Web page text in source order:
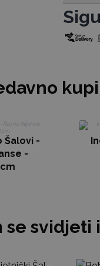
Šalovi -
-
se svidjeti i